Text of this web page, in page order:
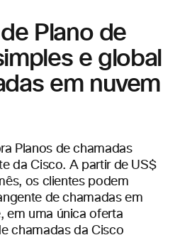
Plano de
e global
em nuvem
Planos de chamadas
da Cisco. A partir de US$
os clientes podem
de chamadas em
em uma única oferta
chamadas da Cisco